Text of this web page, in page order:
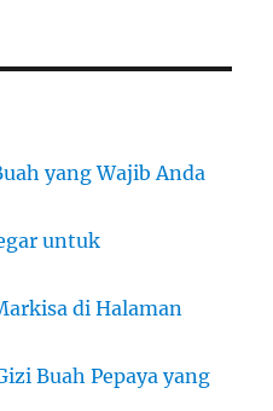
yang Wajib Anda
untuk
di Halaman
Buah Pepaya yang